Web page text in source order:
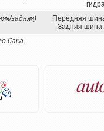
задняя)
Передняя
Задняя шина:
бака